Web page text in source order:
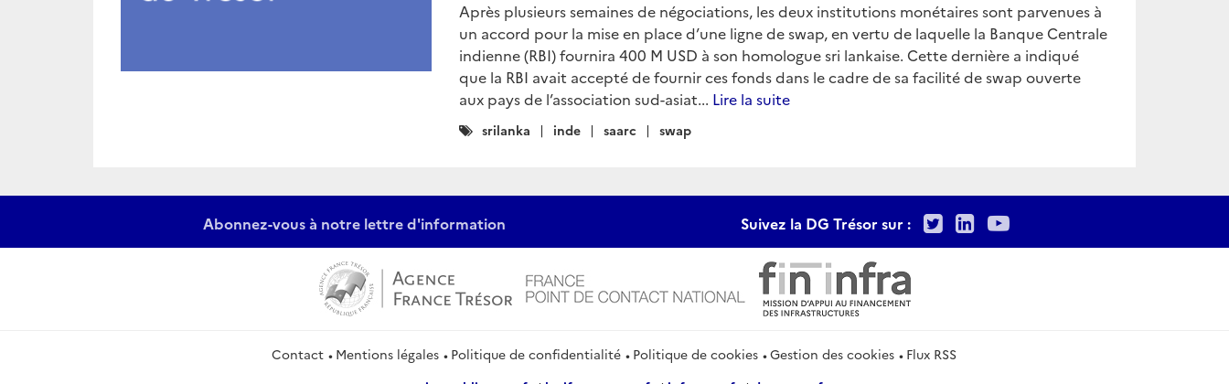
Après plusieurs semaines de négociations, les deux institutions monétaires sont parvenues à
un accord pour la mise en place d’une ligne de swap, en vertu de laquelle la Banque Centrale
indienne (RBI) fournira 400 M USD à son homologue sri lankaise. Cette dernière a indiqué
que la RBI avait accepté de fournir ces fonds dans le cadre de sa facilité de swap ouverte
aux pays de l’association sud-asiat... Lire la suite
Catégories
srilanka inde saarc swap
Abonnez-vous à notre lettre d'information Suivez la DG Trésor sur : TwitterLinkedIn
Youtube
Contact Mentions légales Politique de confidentialité Politique de cookies Gestion des cookies
Flux RSS